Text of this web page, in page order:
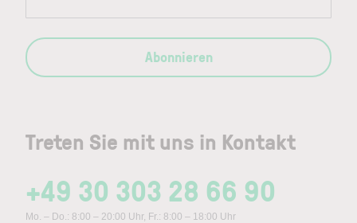
Treten Sie mit uns in Kontakt
+49 30 303 28 66 90
Mo. – Do.: 8:00 – 20:00 Uhr, Fr.: 8:00 – 18:00 Uhr
Abonnieren